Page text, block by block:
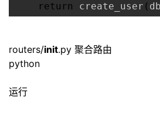
return
create_user ( db
routers/init.py 聚合路由
python
运行